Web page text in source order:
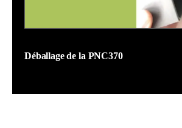
Déballage de la PNC370